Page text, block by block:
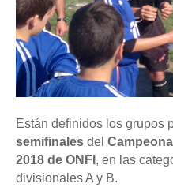
Están definidos los grupos
semifinales del
2018 de ONFI , en las
divisionales A y B.